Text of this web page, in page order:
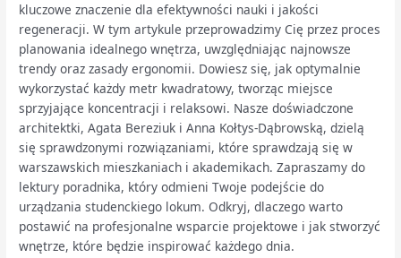
kluczowe znaczenie dla efektywności nauki i jakości
regeneracji. W tym artykule przeprowadzimy Cię przez proces
planowania idealnego wnętrza, uwzględniając najnowsze
trendy oraz zasady ergonomii. Dowiesz się, jak optymalnie
wykorzystać każdy metr kwadratowy, tworząc miejsce
sprzyjające koncentracji i relaksowi. Nasze doświadczone
architektki, Agata Bereziuk i Anna Kołtys-Dąbrowską, dzielą
się sprawdzonymi rozwiązaniami, które sprawdzają się w
warszawskich mieszkaniach i akademikach. Zapraszamy do
lektury poradnika, który odmieni Twoje podejście do
urządzania studenckiego lokum. Odkryj, dlaczego warto
postawić na profesjonalne wsparcie projektowe i jak stworzyć
wnętrze, które będzie inspirować każdego dnia.